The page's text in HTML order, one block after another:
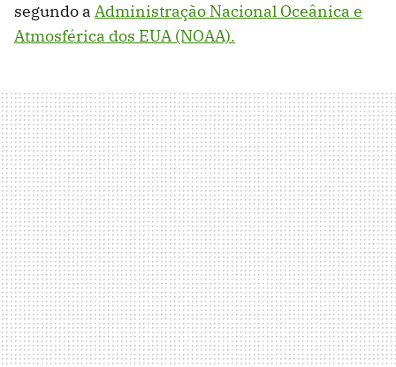
segundo a Administração Nacional Oceânica e
Atmosférica dos EUA (NOAA).